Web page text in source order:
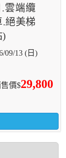
雲端纜
絕美梯
)
09/13 (日)
價$29,800